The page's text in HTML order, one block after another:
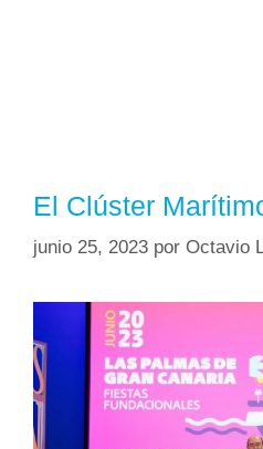
El Clúster
junio 25, 2023 por Octavio